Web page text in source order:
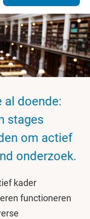
al doende:
stages
om actief
onderzoek.
kader
functioneren